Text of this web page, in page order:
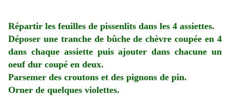
Répartir les feuilles de pissenlits dans les 4 assiettes.
Déposer une tranche de bûche de chèvre coupée en 4
dans chaque assiette puis ajouter dans chacune un
oeuf dur coupé en deux.
Parsemer des croutons et des pignons de pin.
Orner de quelques violettes.